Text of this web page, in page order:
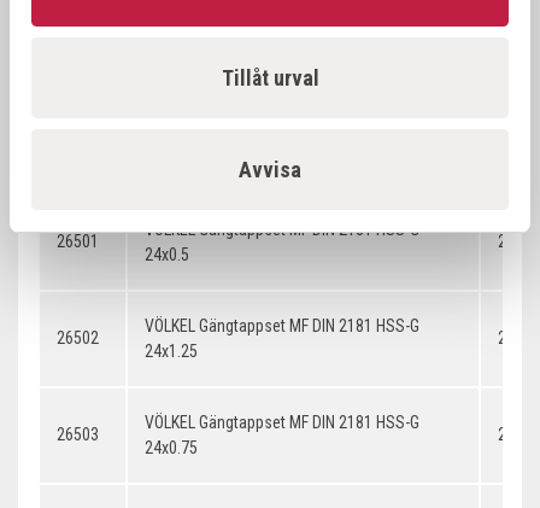
Tillåt urval
Avvisa
26501
VÖLKEL Gängtappset MF DIN 2181 HSS-G
24x0.5
26502
VÖLKEL Gängtappset MF DIN 2181 HSS-G
24x1.25
26503
VÖLKEL Gängtappset MF DIN 2181 HSS-G
24x0.75